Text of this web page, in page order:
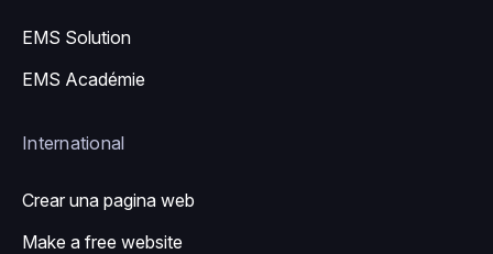
EMS Solution
EMS Académie
International
Crear una pagina web
Make a free website